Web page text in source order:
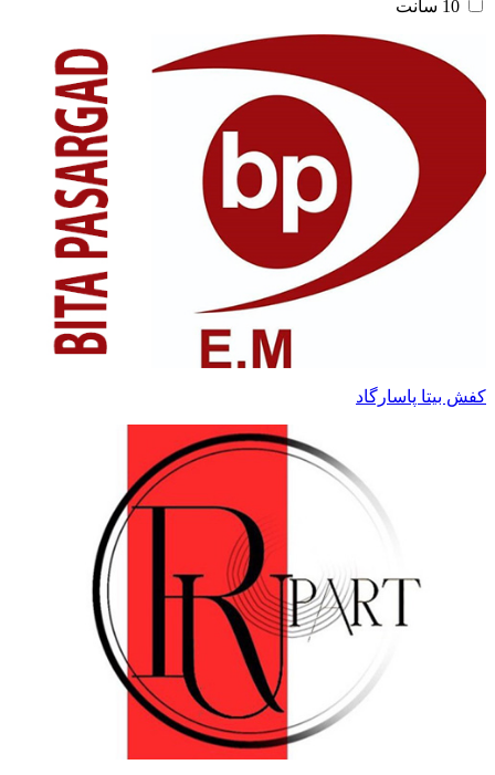
10 سانت
کفش بیتا پاسارگاد